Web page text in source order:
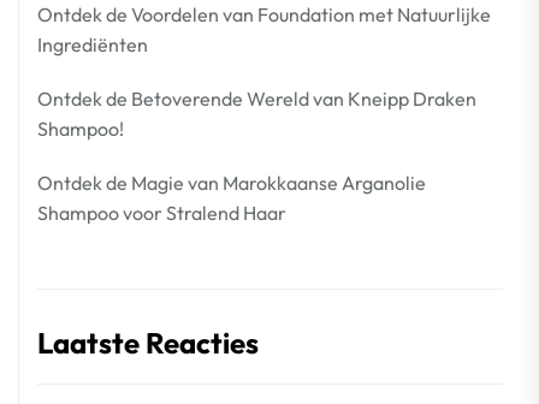
Ontdek de Voordelen van Foundation met Natuurlijke
Ingrediënten
Ontdek de Betoverende Wereld van Kneipp Draken
Shampoo!
Ontdek de Magie van Marokkaanse Arganolie
Shampoo voor Stralend Haar
Laatste Reacties